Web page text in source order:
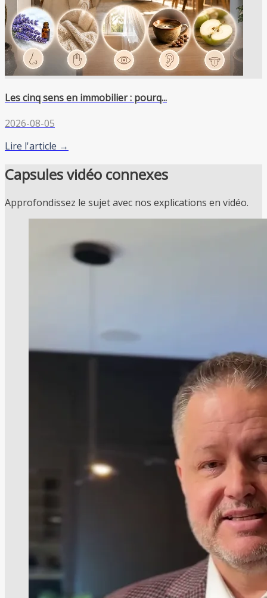
Les cinq sens en immobilier : pourq...
2026-08-05
Lire l'article →
Capsules vidéo connexes
Approfondissez le sujet avec nos explications en vidéo.